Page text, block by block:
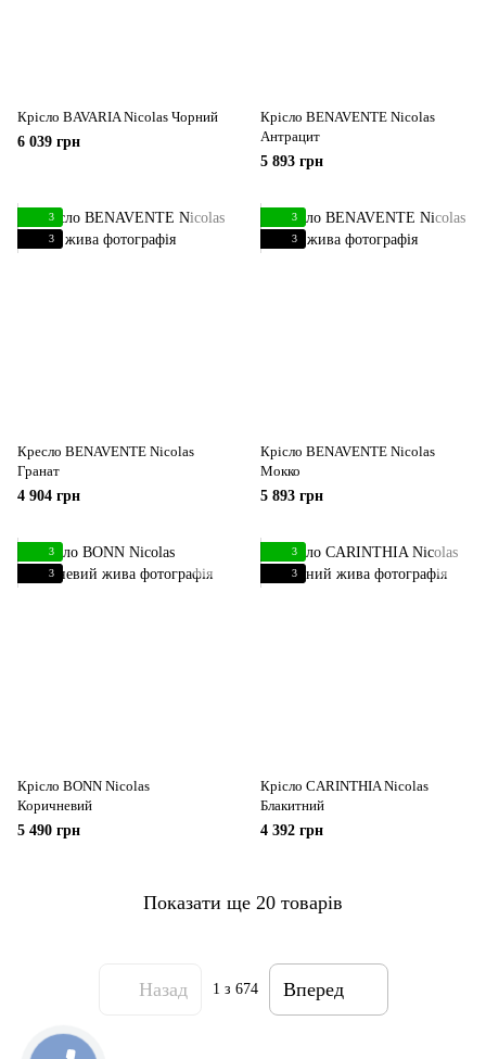
Крісло BAVARIA Nicolas Чорний
6 039 грн
Крісло BENAVENTE Nicolas
Антрацит
5 893 грн
3
3
Кресло BENAVENTE Nicolas
Гранат
4 904 грн
3
3
Крісло BENAVENTE Nicolas
Мокко
5 893 грн
3
3
Крісло BONN Nicolas
Коричневий
5 490 грн
3
3
Крісло CARINTHIA Nicolas
Блакитний
4 392 грн
Показати ще 20 товарів
Назад 1 з 674 Вперед